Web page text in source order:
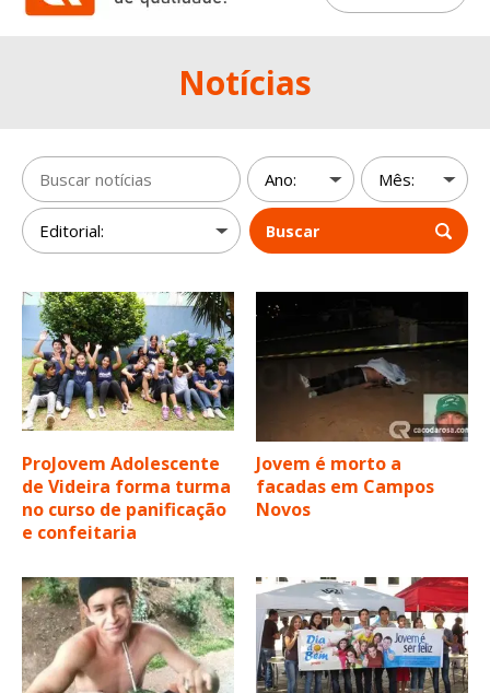
Notícias
Buscar
ProJovem Adolescente
de Videira forma turma
no curso de panificação
e confeitaria
Jovem é morto a
facadas em Campos
Novos